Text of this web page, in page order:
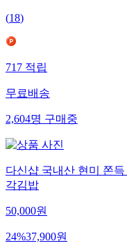
(18)
717적립
무료배송
2,604명구매중
다신샵 국내산 현미 쫀
각김밥
50,000원
24%37,900원